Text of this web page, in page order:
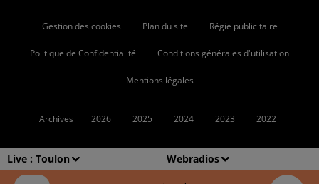
Live : Toulon Webradios
Gestion des cookies Plan du site Régie publicitaire
Politique de Confidentialité Conditions générales d'utilisation
Mentions légales
Archives 2026 2025 2024 2023 2022